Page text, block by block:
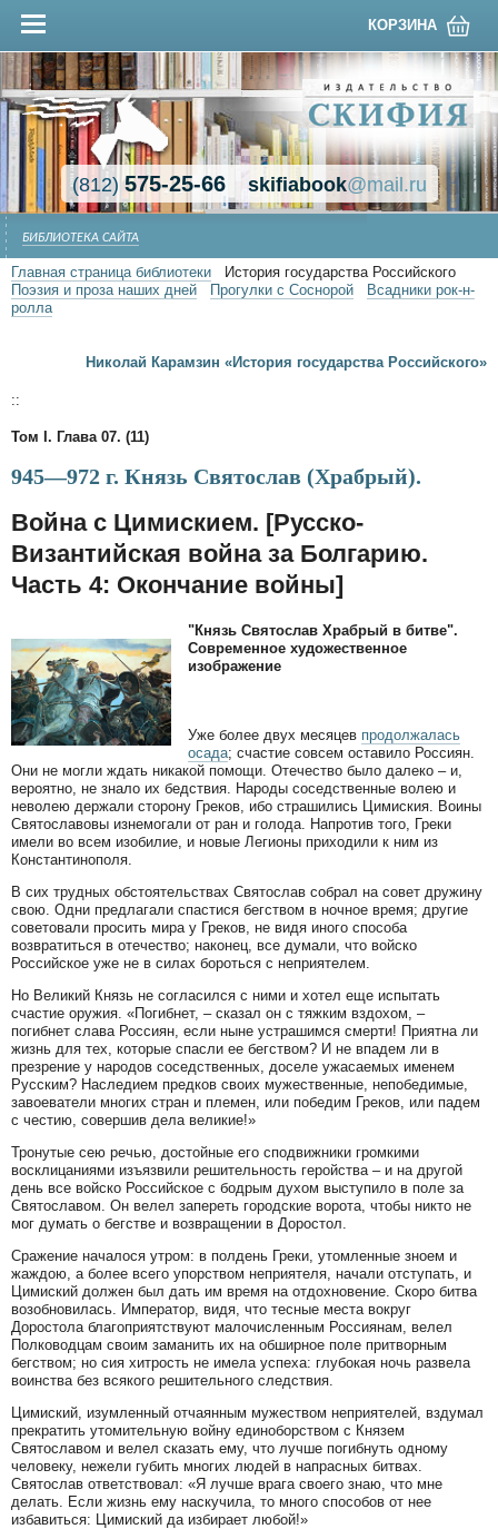
КОРЗИНА
(812)575-25-66 skifiabook@mail.ru
БИБЛИОТЕКА САЙТА
Главная страница библиотеки
История государства Российского
Поэзия и проза наших дней
Прогулки с Соснорой
Всадники рок-н-
ролла
Николай Карамзин «История государства Российского»
::
Том I. Глава 07. (11)
945—972 г. Князь Святослав (Храбрый).
Война с Цимискием. [Русско-
Византийская война за Болгарию.
Часть 4: Окончание войны]
"Князь Святослав Храбрый в битве".
Современное художественное
изображение
Уже более двух месяцев продолжалась
осада; счастие совсем оставило Россиян.
Они не могли ждать никакой помощи. Отечество было далеко – и,
вероятно, не знало их бедствия. Народы соседственные волею и
неволею держали сторону Греков, ибо страшились Цимиския. Воины
Святославовы изнемогали от ран и голода. Напротив того, Греки
имели во всем изобилие, и новые Легионы приходили к ним из
Константинополя.
В сих трудных обстоятельствах Святослав собрал на совет дружину
свою. Одни предлагали спастися бегством в ночное время; другие
советовали просить мира у Греков, не видя иного способа
возвратиться в отечество; наконец, все думали, что войско
Российское уже не в силах бороться с неприятелем.
Но Великий Князь не согласился с ними и хотел еще испытать
счастие оружия. «Погибнет, – сказал он с тяжким вздохом, –
погибнет слава Россиян, если ныне устрашимся смерти! Приятна ли
жизнь для тех, которые спасли ее бегством? И не впадем ли в
презрение у народов соседственных, доселе ужасаемых именем
Русским? Наследием предков своих мужественные, непобедимые,
завоеватели многих стран и племен, или победим Греков, или падем
с честию, совершив дела великие!»
Тронутые сею речью, достойные его сподвижники громкими
восклицаниями изъязвили решительность геройства – и на другой
день все войско Российское с бодрым духом выступило в поле за
Святославом. Он велел запереть городские ворота, чтобы никто не
мог думать о бегстве и возвращении в Доростол.
Сражение началося утром: в полдень Греки, утомленные зноем и
жаждою, а более всего упорством неприятеля, начали отступать, и
Цимиский должен был дать им время на отдохновение. Скоро битва
возобновилась. Император, видя, что тесные места вокруг
Доростола благоприятствуют малочисленным Россиянам, велел
Полководцам своим заманить их на обширное поле притворным
бегством; но сия хитрость не имела успеха: глубокая ночь развела
воинства без всякого решительного следствия.
Цимиский, изумленный отчаянным мужеством неприятелей, вздумал
прекратить утомительную войну единоборством с Князем
Святославом и велел сказать ему, что лучше погибнуть одному
человеку, нежели губить многих людей в напрасных битвах.
Святослав ответствовал: «Я лучше врага своего знаю, что мне
делать. Если жизнь ему наскучила, то много способов от нее
избавиться: Цимиский да избирает любой!»